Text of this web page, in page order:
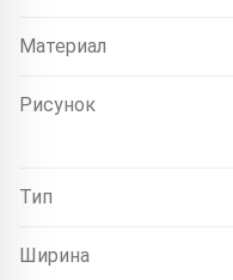
Материал
Рисунок
Тип
Ширина